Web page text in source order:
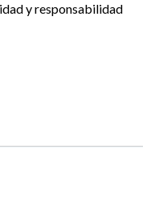
y responsabilidad